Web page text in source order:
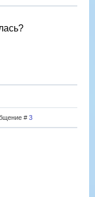
# 3